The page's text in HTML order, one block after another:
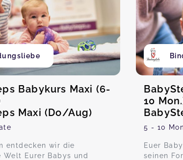
Babykurs Maxi (6-
Maxi (Do/Aug)
entdecken wir die
Welt Eurer Babys und
10
5 - 10
Euer
seinen